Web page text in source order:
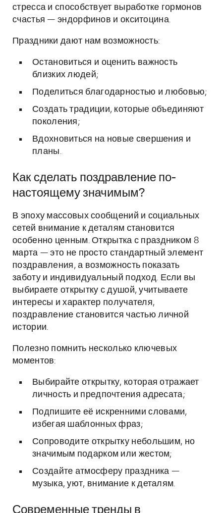
стресса и способствует выработке гормонов
счастья — эндорфинов и окситоцина.
Праздники дают нам возможность:
Остановиться и оценить важность
близких людей;
Поделиться благодарностью и любовью;
Создать традиции, которые объединяют
поколения;
Вдохновиться на новые свершения и
планы.
Как сделать поздравление по-
настоящему значимым?
В эпоху массовых сообщений и социальных
сетей внимание к деталям становится
особенно ценным. Открытка с праздником 8
марта — это не просто стандартный элемент
поздравления, а возможность показать
заботу и индивидуальный подход. Если вы
выбираете открытку с душой, учитываете
интересы и характер получателя,
поздравление становится частью личной
истории.
Полезно помнить несколько ключевых
моментов:
Выбирайте открытку, которая отражает
личность и предпочтения адресата;
Подпишите её искренними словами,
избегая шаблонных фраз;
Сопроводите открытку небольшим, но
значимым подарком или жестом;
Создайте атмосферу праздника —
музыка, уют, внимание к деталям.
Современные тренды в